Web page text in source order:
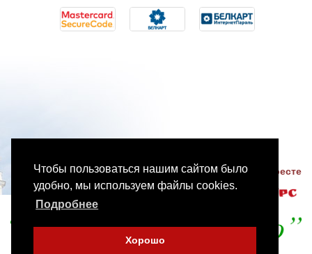
Чтобы пользоваться нашим сайтом было
удобно, мы используем файлы cookies.
Подробнее
Хорошо
Разработка сайтов в Бресте